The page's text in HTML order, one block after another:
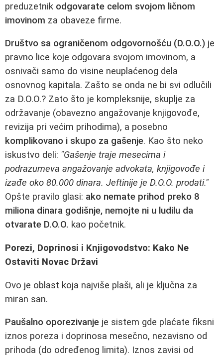
preduzetnik odgovarate celom svojom ličnom
imovinom za obaveze firme.
Društvo sa ograničenom odgovornošću (D.O.O.) je
pravno lice koje odgovara svojom imovinom, a
osnivači samo do visine neuplaćenog dela
osnovnog kapitala. Zašto se onda ne bi svi odlučili
za D.O.O.? Zato što je kompleksnije, skuplje za
održavanje (obavezno angažovanje knjigovođe,
revizija pri većim prihodima), a posebno
komplikovano i skupo za gašenje. Kao što neko
iskustvo deli: "Gašenje traje mesecima i
podrazumeva angažovanje advokata, knjigovođe i
izađe oko 80.000 dinara. Jeftinije je D.O.O. prodati."
Opšte pravilo glasi: ako nemate prihod preko 8
miliona dinara godišnje, nemojte ni u ludilu da
otvarate D.O.O. kao početnik.
Porezi, Doprinosi i Knjigovodstvo: Kako Ne
Ostaviti Novac Državi
Ovo je oblast koja najviše plaši, ali je ključna za
miran san.
Paušalno oporezivanje je sistem gde plaćate fiksni
iznos poreza i doprinosa mesečno, nezavisno od
prihoda (do određenog limita). Iznos zavisi od